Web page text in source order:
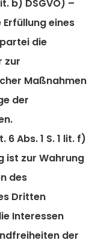
b) DSGVO) –
eines
die
zur
Maßnahmen
der
Abs. 1 S. 1 lit. f)
ist zur Wahrung
des
Dritten
Interessen
der